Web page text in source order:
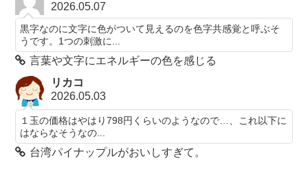
2026.05.07
黒字なのに文字に色がついて見えるのを色字共感覚と呼ぶそ
うです。1つの刺激に...
言葉や文字にエネルギーの色を感じる
リカコ
2026.05.03
１玉の価格はやはり798円くらいのようなので…、これ以下に
はならなそうなの...
台湾パイナップルがおいしすぎて。